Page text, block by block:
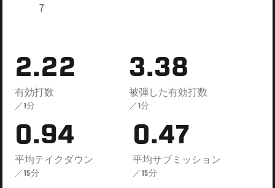
7
2.22
有効打数
／1分
3.38
被弾した有効打数
／1分
0.94
平均テイクダウン
／15分
0.47
平均サブミッション
／15分